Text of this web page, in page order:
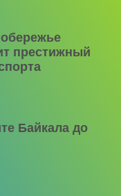
престижный
Байкала до